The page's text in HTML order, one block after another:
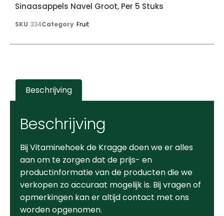
Sinaasappels Navel Groot, Per 5 Stuks
SKU 334Category Fruit
Beschrijving
Beschrijving
Bij Vitaminehoek de Kragge doen we er alles
aan om te zorgen dat de prijs- en
productinformatie van de producten die we
verkopen zo accuraat mogelijk is. Bij vragen of
opmerkingen kan er altijd contact met ons
worden opgenomen.